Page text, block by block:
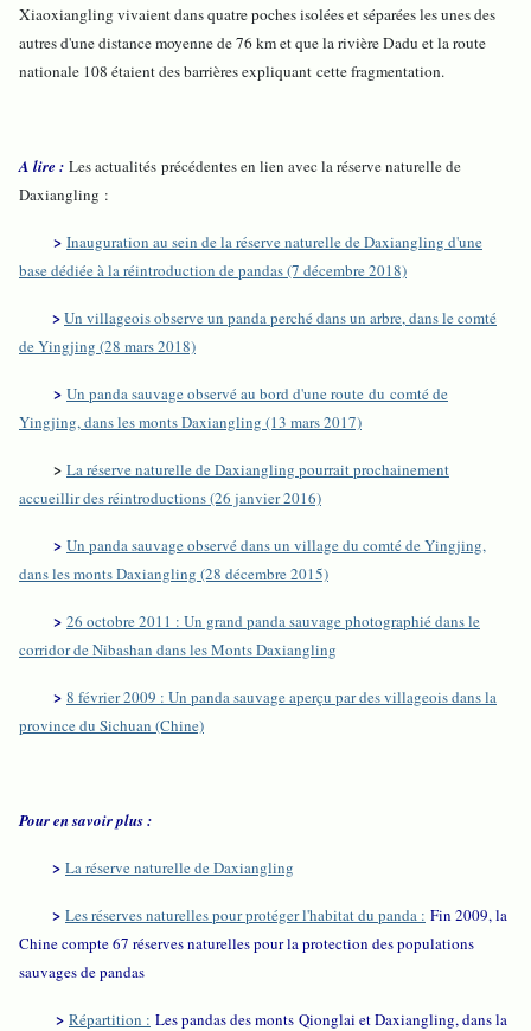
Xiaoxiangling vivaient dans quatre poches isolées et séparées les unes des
autres d'une distance moyenne de 76 km et que la rivière Dadu et la route
nationale 108 étaient des barrières expliquant cette fragmentation.
A lire : Les actualités précédentes en lien avec la réserve naturelle de
Daxiangling :
> Inauguration au sein de la réserve naturelle de Daxiangling d'une
base dédiée à la réintroduction de pandas (7 décembre 2018)
>Un villageois observe un panda perché dans un arbre, dans le comté
de Yingjing (28 mars 2018)
> Un panda sauvage observé au bord d'une route du comté de
Yingjing, dans les monts Daxiangling (13 mars 2017)
> La réserve naturelle de Daxiangling pourrait prochainement
accueillir des réintroductions (26 janvier 2016)
> Un panda sauvage observé dans un village du comté de Yingjing,
dans les monts Daxiangling (28 décembre 2015)
> 26 octobre 2011 : Un grand panda sauvage photographié dans le
corridor de Nibashan dans les Monts Daxiangling
> 8 février 2009 : Un panda sauvage aperçu par des villageois dans la
province du Sichuan (Chine)
Pour en savoir plus :
> La réserve naturelle de Daxiangling
> Les réserves naturelles pour protéger l'habitat du panda : Fin 2009, la
Chine compte 67 réserves naturelles pour la protection des populations
sauvages de pandas
> Répartition : Les pandas des monts Qionglai et Daxiangling, dans la